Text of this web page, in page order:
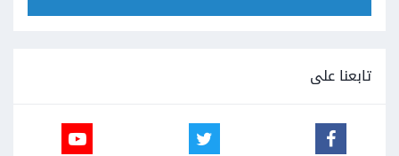
تابعنا على